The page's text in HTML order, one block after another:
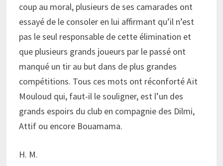
coup au moral, plusieurs de ses camarades ont
essayé de le consoler en lui affirmant qu’il n’est
pas le seul responsable de cette élimination et
que plusieurs grands joueurs par le passé ont
manqué un tir au but dans de plus grandes
compétitions. Tous ces mots ont réconforté Aït
Mouloud qui, faut-il le souligner, est l’un des
grands espoirs du club en compagnie des Dilmi,
Attif ou encore Bouamama.
H. M.